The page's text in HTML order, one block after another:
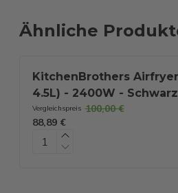
Ähnliche
KitchenBrothers Airfryer
4.5L) - 2400W - Schwarz
Vergleichspreis 100,00 €
88,89 €